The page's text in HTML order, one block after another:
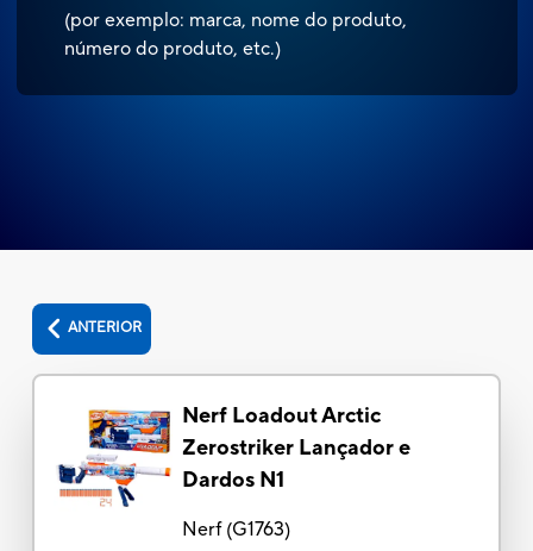
(por exemplo: marca, nome do produto,
número do produto, etc.)
ANTERIOR
Nerf Loadout Arctic
Zerostriker Lançador e
Dardos N1
Nerf(G1763)